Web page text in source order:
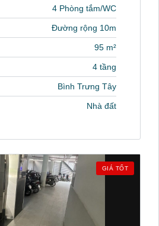
4 Phòng tắm/WC
Đường rộng 10m
95 m²
4 tầng
Bình Trưng Tây
Nhà đất
GIÁ TỐT